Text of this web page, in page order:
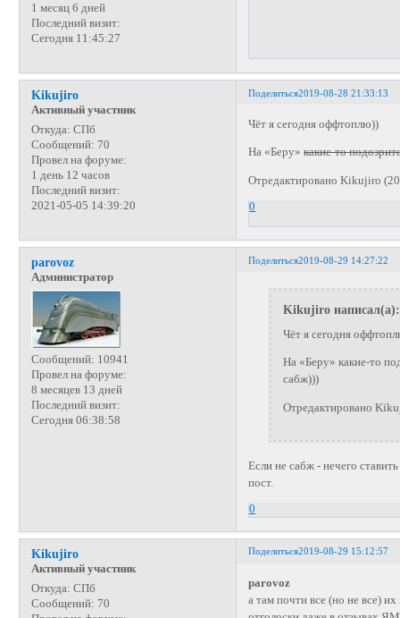
1 месяц 6 дней
Последний визит:
Сегодня 11:45:27
Поделиться2019-08-28 21:33:13
Kikujiro
Активный участник
Откуда: СПб
Сообщений: 70
Провел на форуме:
1 день 12 часов
Последний визит:
2021-05-05 14:39:20
Чёт я сегодня оффтоплю))
На «Беру»какие-то
Отредактировано Kikujiro
0
Поделиться2019-08-29 14:27:22
parovoz
Администратор
Сообщений: 10941
Провел на форуме:
8 месяцев 13 дней
Последний визит:
Сегодня 06:38:58
Kikujiro написал(а):
Чёт я сегодня
На «Беру» какие-то
сабж)))
Отредактировано
Если не сабж - нечего
пост.
0
Поделиться2019-08-29 15:12:57
Kikujiro
Активный участник
Откуда: СПб
Сообщений: 70
parovoz
а там почти все (но не все)